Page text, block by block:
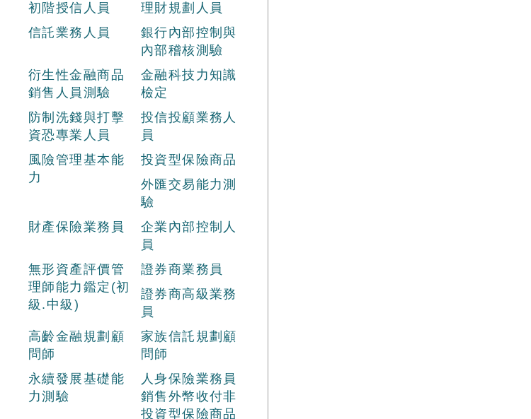
初階授信人員
理財規劃人員
信託業務人員
銀行內部控制與
內部稽核測驗
衍生性金融商品
銷售人員測驗
金融科技力知識
檢定
防制洗錢與打擊
資恐專業人員
投信投顧業務人
員
風險管理基本能
力
投資型保險商品
外匯交易能力測
驗
財產保險業務員
企業內部控制人
員
無形資產評價管
理師能力鑑定(初
級.中級)
證券商業務員
證券商高級業務
員
高齡金融規劃顧
問師
家族信託規劃顧
問師
永續發展基礎能
力測驗
人身保險業務員
銷售外幣收付非
投資型保險商品